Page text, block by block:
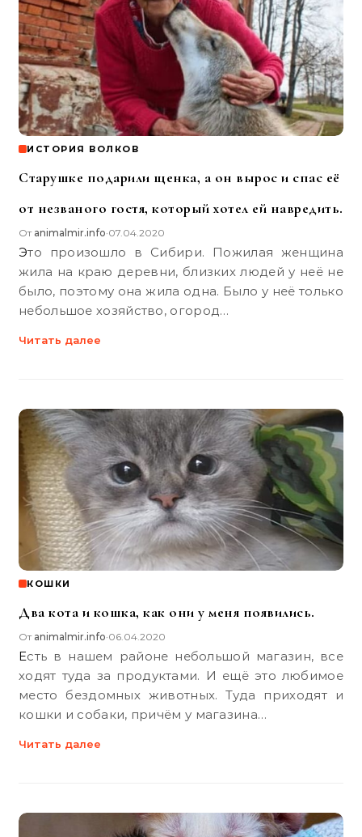
ИСТОРИЯ ВОЛКОВ
Старушке подарили щенка, а он вырос и спас её
от незваного гостя, который хотел ей навредить.
От animalmir.info•07.04.2020
Это произошло в Сибири. Пожилая женщина
жила на краю деревни, близких людей у неё не
было, поэтому она жила одна. Было у неё только
небольшое хозяйство, огород…
Читать далее
КОШКИ
Два кота и кошка, как они у меня появились.
От animalmir.info•06.04.2020
Есть в нашем районе небольшой магазин, все
ходят туда за продуктами. И ещё это любимое
место бездомных животных. Туда приходят и
кошки и собаки, причём у магазина…
Читать далее